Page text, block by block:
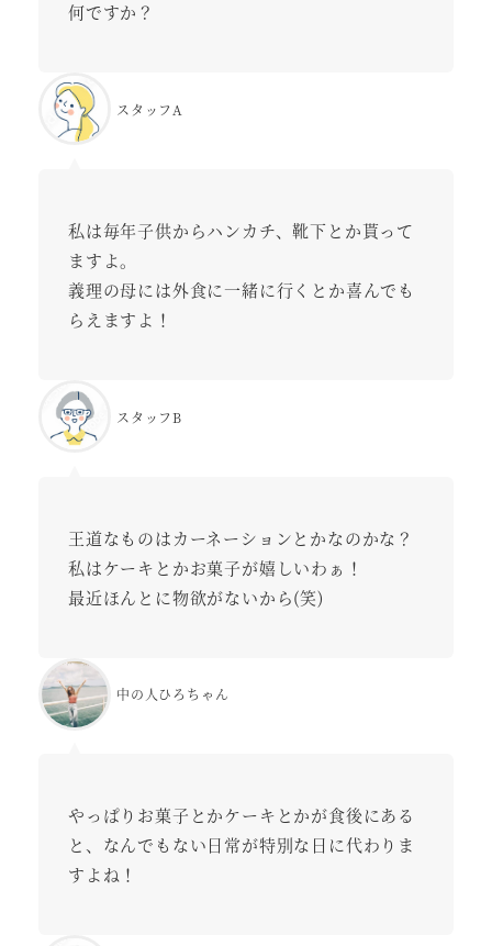
何ですか？
スタッフA
私は毎年子供からハンカチ、靴下とか貰って
ますよ。
義理の母には外食に一緒に行くとか喜んでも
らえますよ！
スタッフB
王道なものはカーネーションとかなのかな？
私はケーキとかお菓子が嬉しいわぁ！
最近ほんとに物欲がないから(笑)
中の人ひろちゃん
やっぱりお菓子とかケーキとかが食後にある
と、なんでもない日常が特別な日に代わりま
すよね！